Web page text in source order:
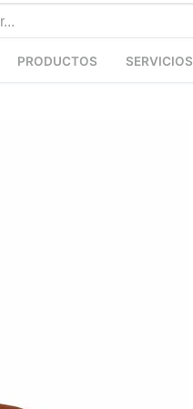
PRODUCTOS SERVICIOS